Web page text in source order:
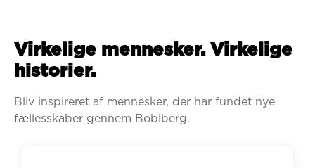
Virkelige mennesker. Virkelige
historier.
Bliv inspireret af mennesker, der har fundet nye
fællesskaber gennem Boblberg.